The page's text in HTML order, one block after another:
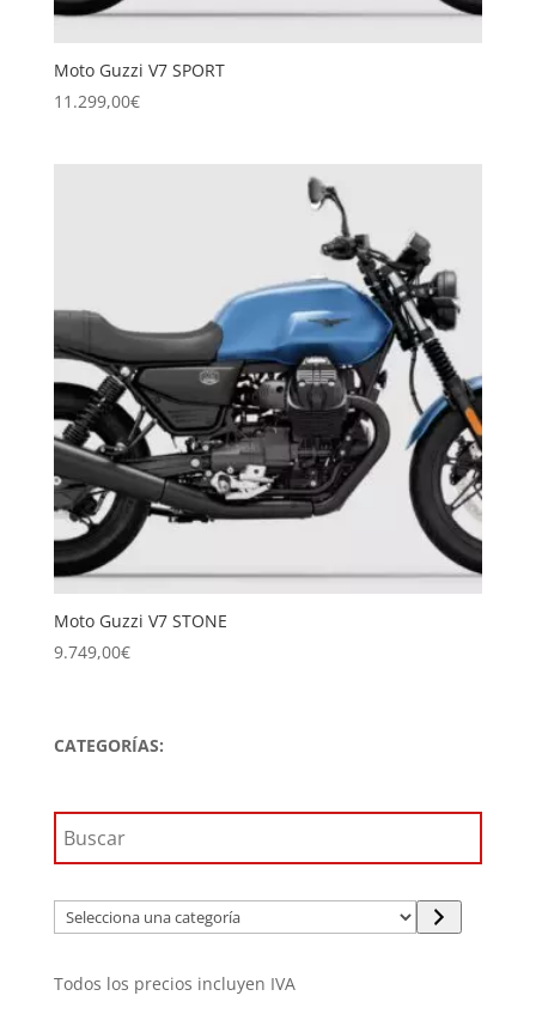
Moto Guzzi V7 SPORT
11.299,00€
Moto Guzzi V7 STONE
9.749,00€
CATEGORÍAS:
Selecciona
una
Todos los precios incluyen IVA